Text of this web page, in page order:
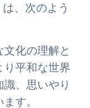
、次のよう
文化の理解と
り平和な世界
、思いやり
す。